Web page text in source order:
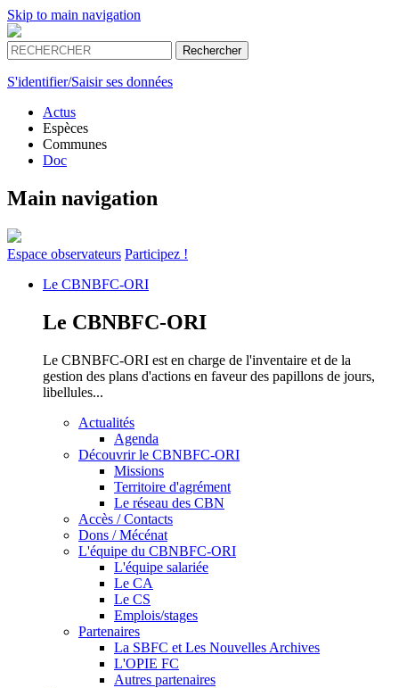
Skip to main navigation
S'identifier/Saisir ses données
Actus
Espèces
Communes
Doc
Main navigation
Espace observateurs Participez !
Le CBNBFC-ORI
Le CBNBFC-ORI
Le CBNBFC-ORI est en charge de l'inventaire et de la
gestion des plans d'actions en faveur des papillons de jours,
libellules...
Actualités
Agenda
Découvrir le CBNBFC-ORI
Missions
Territoire d'agrément
Le réseau des CBN
Accès / Contacts
Dons / Mécénat
L'équipe du CBNBFC-ORI
L'équipe salariée
Le CA
Le CS
Emplois/stages
Partenaires
La SBFC et Les Nouvelles Archives
L'OPIE FC
Autres partenaires